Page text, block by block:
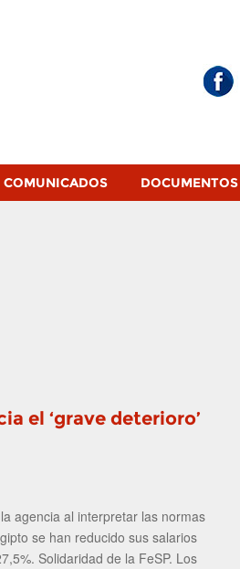
COMUNICADOS DOCUMENTOS
el ‘grave deterioro’
agencia al interpretar las normas
se han reducido sus salarios
Solidaridad de la FeSP. Los